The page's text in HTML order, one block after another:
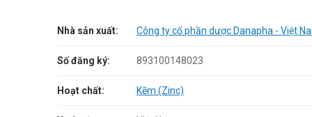
Nhà sản xuất: Công ty cổ phần dược Danapha - Việt
Số đăng ký: 893100148023
Hoạt chất: Kẽm (Zinc)